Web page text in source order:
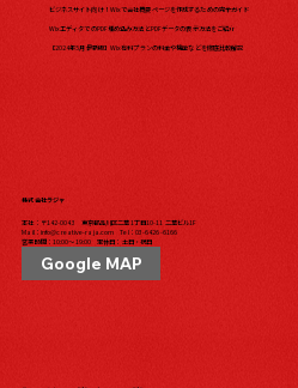
ビジネスサイト向け！Wixで会社概要ページを作成するための完全ガイド
WixエディタでのPDF埋め込み方法とPDFデータの表示方法をご紹介
【2024年5月最新版】Wix有料プランの料金や機能などを徹底比較解説
株式会社ラジャ
本社：〒142-0043 東京都品川区二葉1丁目10-11 二葉ビル1F
Mail： info@creative-raja.com Tel： 03-6426-6166
営業時間：10:00〜19:00 定休日：土日・祝日
Google MAP